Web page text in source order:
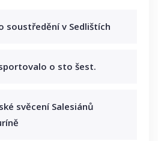
soustředění v Sedlištích
o sto šest.
svěcení Salesiánů